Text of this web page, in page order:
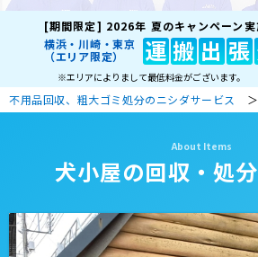
よくあるご質問
[期間限定] 2026年 夏のキャンペーン実
横浜・川崎・東京
（エリア限定）
運 搬 出 張
※エリアによりまして最低料金がございます。
不用品回収、粗大ゴミ処分のニシダサービス
犬小屋の回収・処